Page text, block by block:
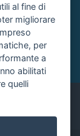
al fine di
migliorare
per
a
abilitati
quelli